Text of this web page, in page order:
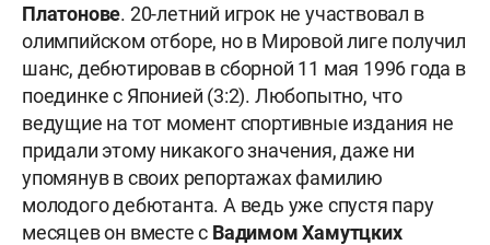
Платонове. 20-летний игрок не участвовал в
олимпийском отборе, но в Мировой лиге получил
шанс, дебютировав в сборной 11 мая 1996 года в
поединке с Японией (3:2). Любопытно, что
ведущие на тот момент спортивные издания не
придали этому никакого значения, даже ни
упомянув в своих репортажах фамилию
молодого дебютанта. А ведь уже спустя пару
месяцев он вместе с Вадимом Хамутцких